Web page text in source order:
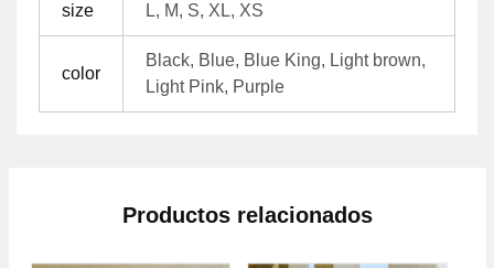
size L, M, S, XL, XS
color
Black, Blue, Blue King, Light brown,
Light Pink, Purple
Productos relacionados